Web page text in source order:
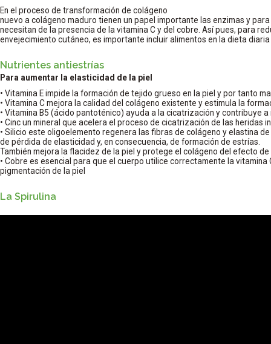
En el proceso de transformación de colágeno
nuevo a colágeno maduro tienen un papel importante las enzimas y
necesitan de la presencia de la vitamina C y del cobre. Así pues, para
envejecimiento cutáneo, es importante incluir alimentos en la dieta
Nutrientes antiestrías
Para aumentar la elasticidad de la piel
• Vitamina E impide la formación de tejido grueso en la piel y por tanto
• Vitamina C mejora la calidad del colágeno existente y estimula la
• Vitamina B5 (ácido pantoténico) ayuda a la cicatrización y contribuye
• Cinc un mineral que acelera el proceso de cicatrización de las heridas
• Silicio este oligoelemento regenera las fibras de colágeno y elastina
de pérdida de elasticidad y, en consecuencia, de formación de estrías.
También mejora la flacidez de la piel y protege el colágeno del efecto
• Cobre es esencial para que el cuerpo utilice correctamente la
pigmentación de la piel
La Spirulina